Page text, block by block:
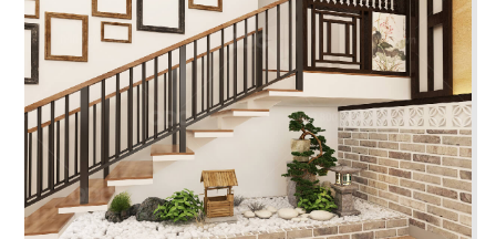
35
NÓC NHÀ
Quán nhậu
36
ĐẠI ĐƯỜNG TRÂN TUYỂN
Nhà hàng Hoa